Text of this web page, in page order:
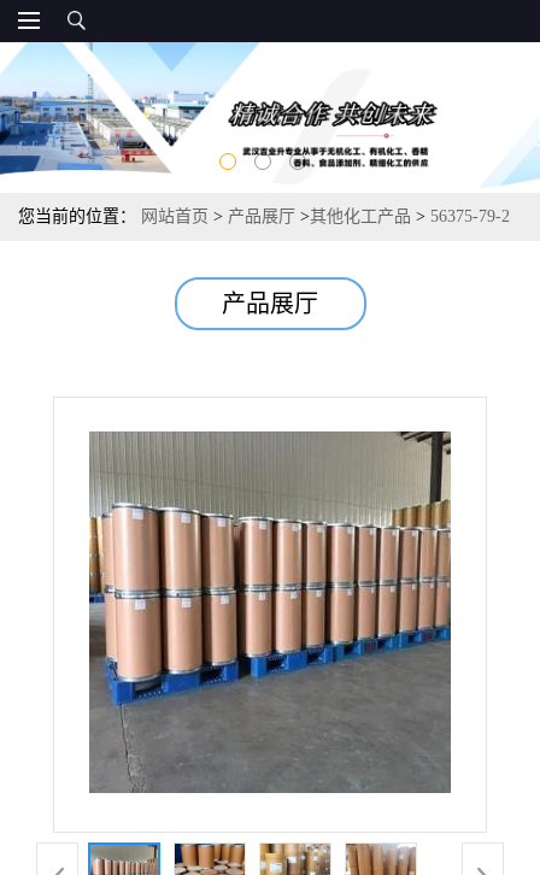
您当前的位置： 网站首页 > 产品展厅 >其他化工产品 > 56375-79-2
产品展厅